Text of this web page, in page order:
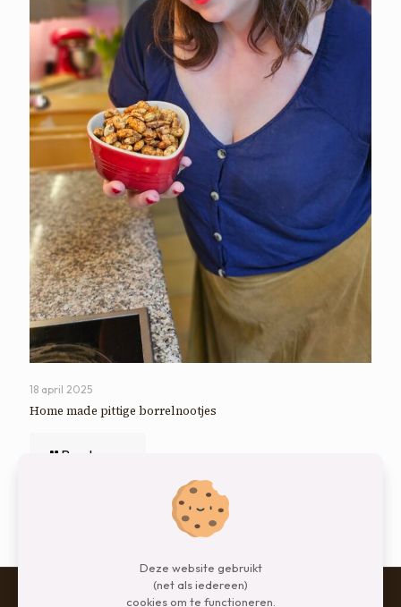
18 april 2025
Home made pittige borrelnootjes
Read more
Deze website gebruikt
(net als iedereen)
cookies om te functioneren.